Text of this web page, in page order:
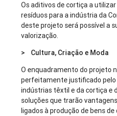
Os aditivos de cortiça a
resíduos para a indústria da
deste projeto será possível a
valorização.
> Cultura, Criação e Moda
O enquadramento do projeto
perfeitamente justificado
indústrias têxtil e da cortiça e
soluções que trarão
ligados à produção de bens